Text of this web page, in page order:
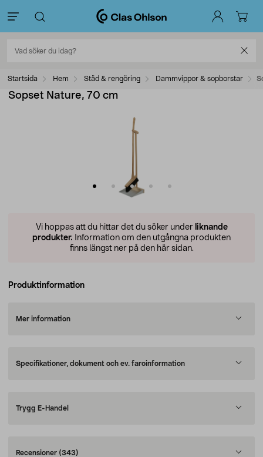
Startsida Hem Städ & rengöring Dammvippor & sopborstar
Sopset Nature, 70 cm
Vi hoppas att du hittar det du söker under liknande
produkter. Information om den utgångna produkten
finns längst ner på den här sidan.
Produktinformation
Mer information
Specifikationer, dokument och ev. faroinformation
Trygg E-Handel
Recensioner (343)